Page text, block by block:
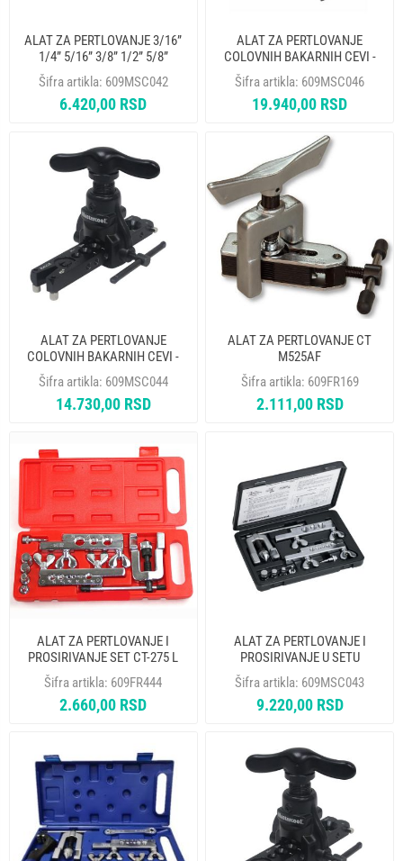
ALAT ZA PERTLOVANJE 3/16”
1/4” 5/16” 3/8” 1/2” 5/8”
MASTERCOOL 70052
Šifra artikla: 609MSC042
6.420,00 RSD
ALAT ZA PERTLOVANJE
COLOVNIH BAKARNIH CEVI -
EKSCENTRICNI - ADAPTER ZA
BUSILICU MASTERCOOL 70059
Šifra artikla: 609MSC046
19.940,00 RSD
ALAT ZA PERTLOVANJE
COLOVNIH BAKARNIH CEVI -
EKSCENTRICNI MASTERCOOL
70057-A
Šifra artikla: 609MSC044
14.730,00 RSD
ALAT ZA PERTLOVANJE CT
M525AF
Šifra artikla: 609FR169
2.111,00 RSD
ALAT ZA PERTLOVANJE I
PROSIRIVANJE SET CT-275 L
Šifra artikla: 609FR444
2.660,00 RSD
ALAT ZA PERTLOVANJE I
PROSIRIVANJE U SETU
MASTERCOOL 70053
Šifra artikla: 609MSC043
9.220,00 RSD